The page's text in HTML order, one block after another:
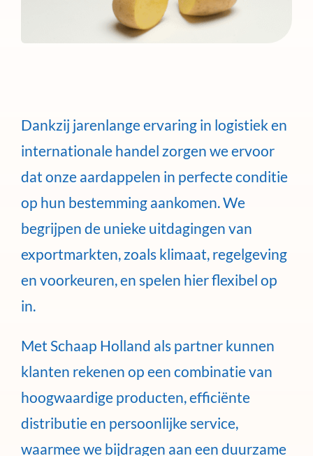
Dankzij jarenlange ervaring in logistiek en
internationale handel zorgen we ervoor
dat onze aardappelen in perfecte conditie
op hun bestemming aankomen. We
begrijpen de unieke uitdagingen van
exportmarkten, zoals klimaat, regelgeving
en voorkeuren, en spelen hier flexibel op
in.
Met Schaap Holland als partner kunnen
klanten rekenen op een combinatie van
hoogwaardige producten, efficiënte
distributie en persoonlijke service,
waarmee we bijdragen aan een duurzame